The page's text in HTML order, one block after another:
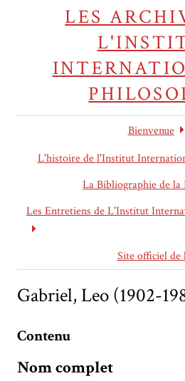
LES
Bienvenue
L'histoire de l'Institut
La Bibliographie de la
Les Entretiens de L'Institut
Site officiel de
Gabriel, Leo (1902-
Contenu
Nom complet